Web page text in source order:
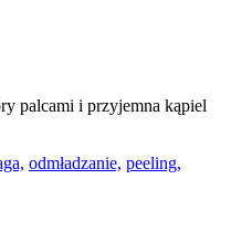
palcami i przyjemna kąpiel
odmładzanie, peeling,